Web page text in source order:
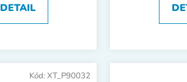
DETAIL
Kód: XT_P90032